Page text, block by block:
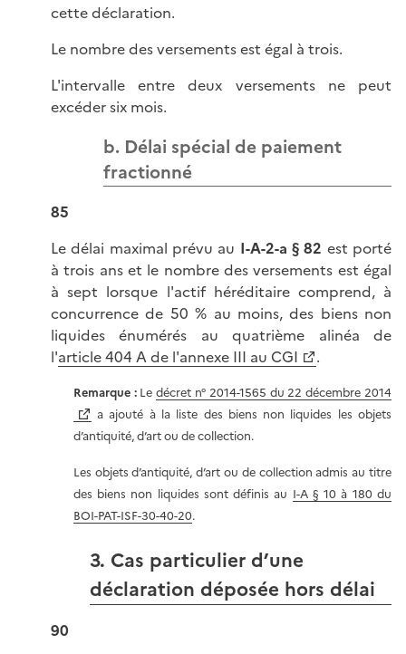
cette déclaration.
Le nombre des versements est égal à trois.
L'intervalle entre deux versements ne peut
excéder six mois.
b. Délai spécial de paiement
fractionné
85
Le délai maximal prévu au I-A-2-a § 82 est porté
à trois ans et le nombre des versements est égal
à sept lorsque l'actif héréditaire comprend, à
concurrence de 50 % au moins, des biens non
liquides énumérés au quatrième alinéa de
l'article 404 A de l'annexe III au CGI .
Remarque :Ledécret n° 2014-1565 du 22 décembre 2014
a ajouté à la liste des biens non liquides les objets
d’antiquité, d’art ou de collection.
Les objets d’antiquité, d’art ou de collection admis au titre
des biens non liquides sont définis au I-A § 10 à 180 du
BOI-PAT-ISF-30-40-20.
3. Cas particulier d’une
déclaration déposée hors délai
90